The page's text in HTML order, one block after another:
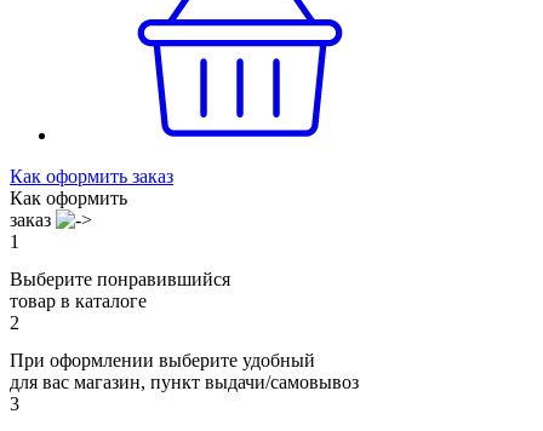
Как оформить заказ
Как оформить
заказ
1
Выберите понравившийся
товар в каталоге
2
При оформлении выберите удобный
для вас магазин, пункт выдачи/самовывоз
3